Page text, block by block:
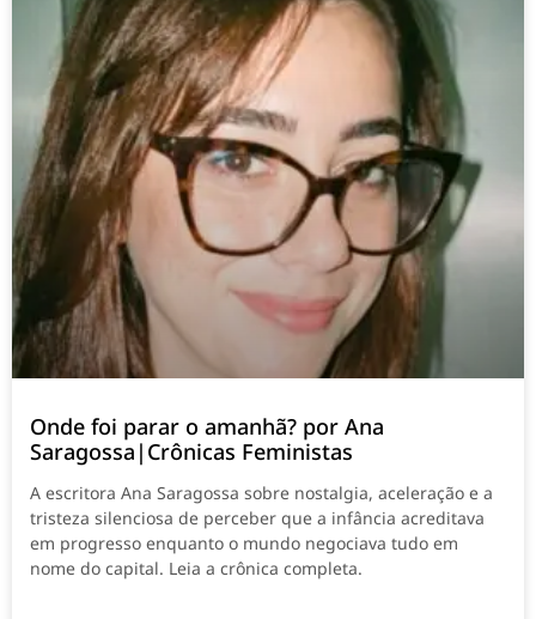
Onde foi parar o amanhã? por Ana
Saragossa|Crônicas Feministas
A escritora Ana Saragossa sobre nostalgia, aceleração e a
tristeza silenciosa de perceber que a infância acreditava
em progresso enquanto o mundo negociava tudo em
nome do capital. Leia a crônica completa.